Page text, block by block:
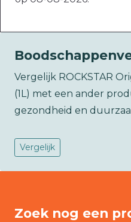
Vergelijk ROCKSTAR
(1L) met een ander
gezondheid en
Vergelijk
Zoek nog een